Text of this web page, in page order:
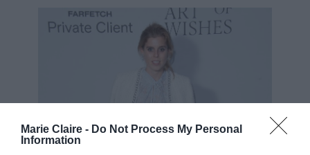
Marie Claire - Do Not Process My Personal
Information